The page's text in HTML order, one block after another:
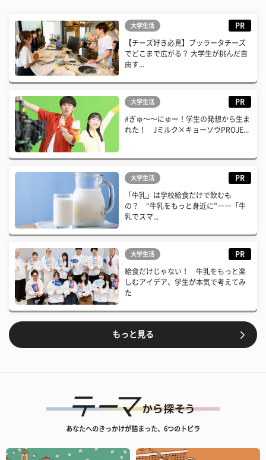
大学生活 PR
【チーズ好き必見】ブッラータチーズ
でどこまで広がる？ 大学生が挑んだ自
由す...
大学生活 PR
#ぎゅ〜〜にゅー！学生の発想から生ま
れた！ Jミルク×キョーソウPROJE...
大学生活 PR
「牛乳」は学校給食だけで飲むも
の？ “牛乳をもっと身近に”――「牛
乳でスマ...
大学生活 PR
給食だけじゃない！ 牛乳をもっと楽
しむアイデア、学生が本気で考えてみ
た
もっと見る
あなたへのきっかけが詰まった、6つのトビラ